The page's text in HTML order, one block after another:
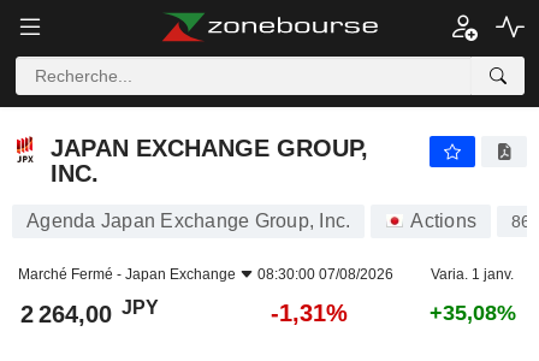
JAPAN EXCHANGE GROUP, INC.
JAPAN EXCHANGE GROUP,
INC.
Agenda Japan Exchange Group, Inc. Actions
Marché Fermé - Japan Exchange 08:30:00 07/08/2026 Varia. 1 janv.
2 264,00 JPY -1,31% +35,08%